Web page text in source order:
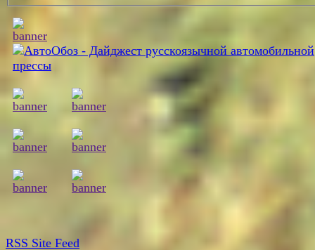
RSS Site Feed